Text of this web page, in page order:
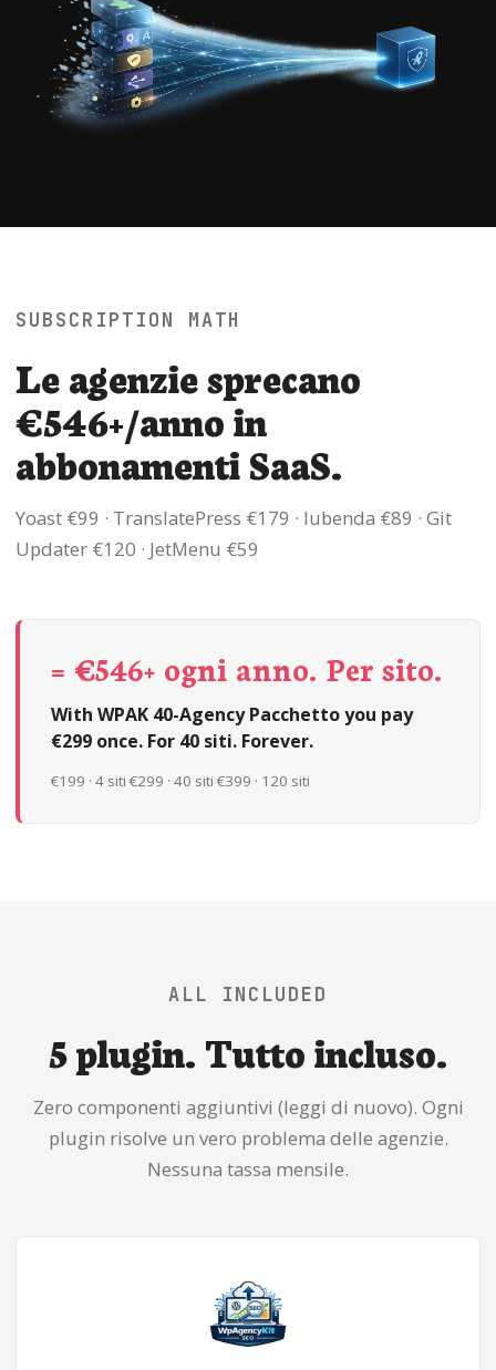
SUBSCRIPTION MATH
Le agenzie sprecano
€546+/anno in
abbonamenti SaaS.
Yoast €99 · TranslatePress €179 · Iubenda €89 · Git
Updater €120 · JetMenu €59
= €546+ ogni anno. Per sito.
With WPAK 40-Agency Pacchetto you pay
€299 once. For 40 siti. Forever.
€199 · 4 siti €299 · 40 siti €399 · 120 siti
ALL INCLUDED
5 plugin. Tutto incluso.
Zero componenti aggiuntivi (leggi di nuovo). Ogni
plugin risolve un vero problema delle agenzie.
Nessuna tassa mensile.